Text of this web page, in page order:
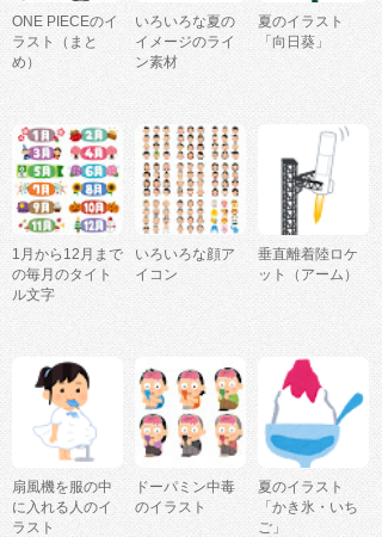
ONE PIECEのイ
ラスト（まと
め）
いろいろな夏の
イメージのライ
ン素材
夏のイラスト
「向日葵」
1月から12月まで
の毎月のタイト
ル文字
いろいろな顔ア
イコン
垂直離着陸ロケ
ット（アーム）
扇風機を服の中
に入れる人のイ
ラスト
ドーパミン中毒
のイラスト
夏のイラスト
「かき氷・いち
ご」